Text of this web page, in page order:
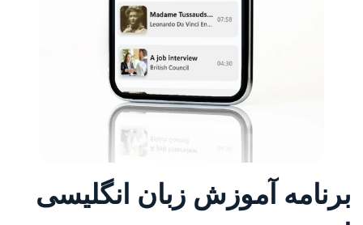
برنامه آموزش زبان انگلیسی